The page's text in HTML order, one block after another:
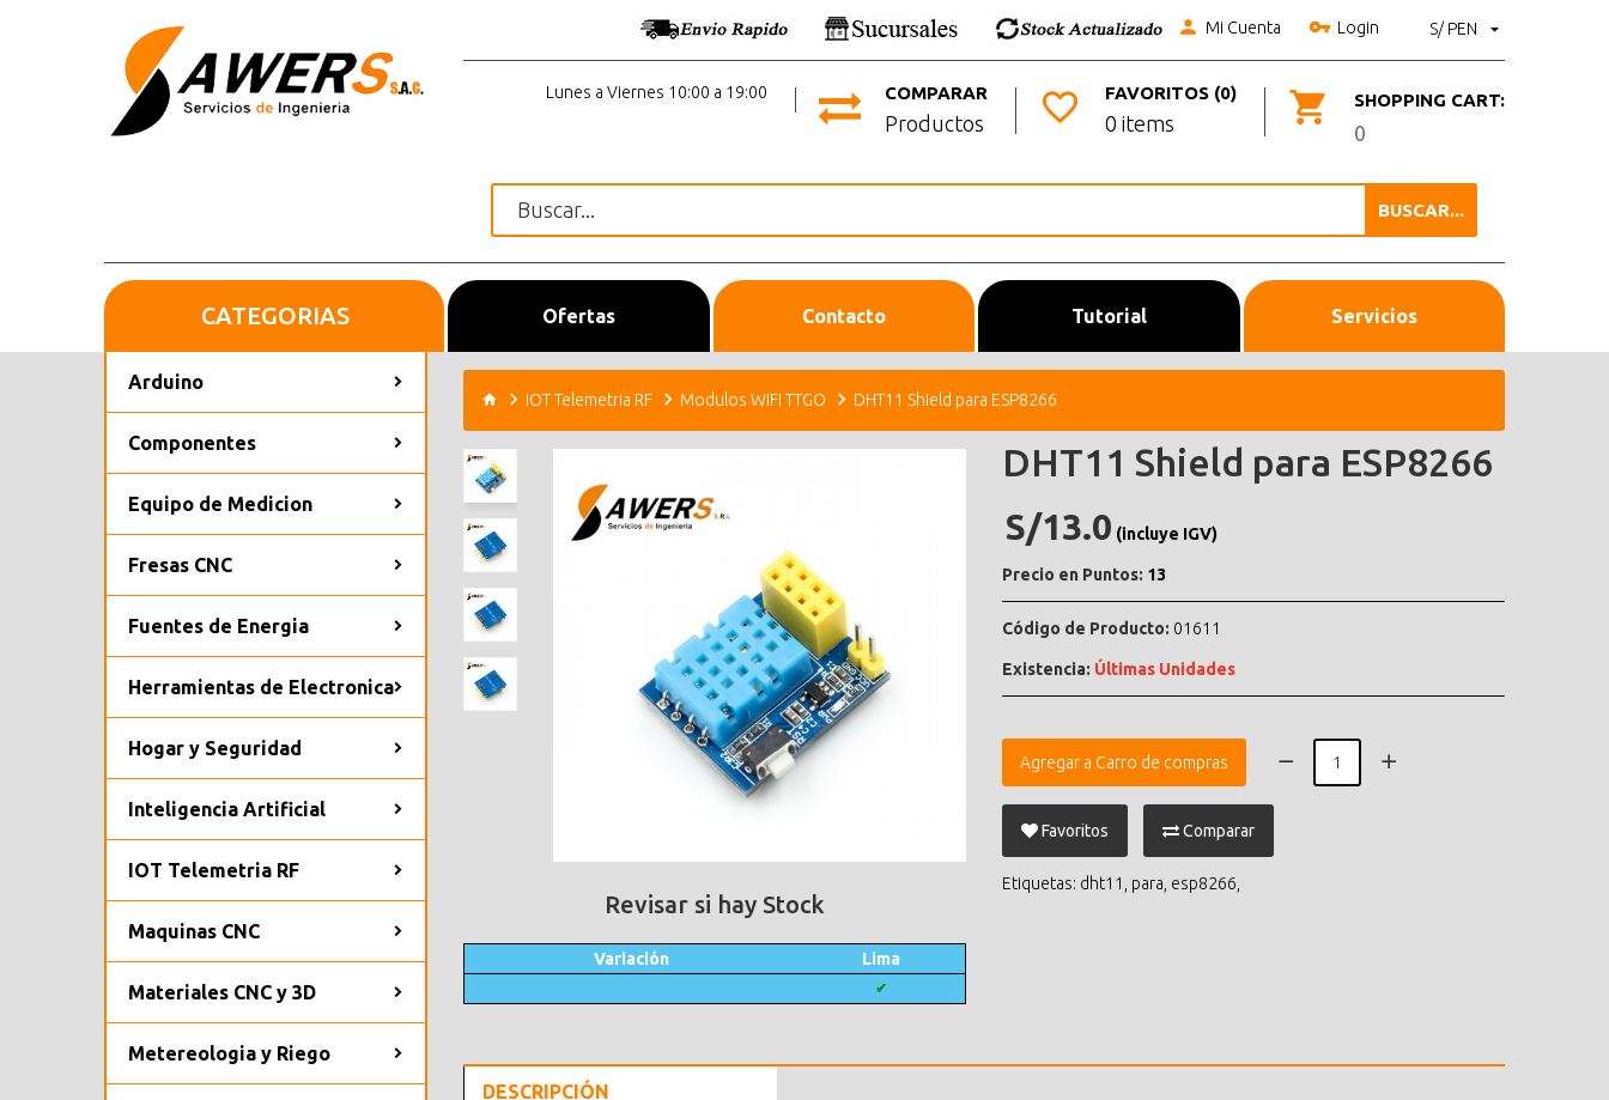
S/ PEN
Mi Cuenta Login
SHOPPING CART:
0
FAVORITOS (0)
0 items
COMPARAR
Productos
Lunes a Viernes 10:00 a 19:00
BUSCAR...
Inicio Ofertas Contacto Tutorial Servicios
CATEGORIAS
Arduino
Componentes
Equipo de Medicion
Fresas CNC
Fuentes de Energia
Herramientas de Electronica
Hogar y Seguridad
Inteligencia Artificial
IOT Telemetria RF
Maquinas CNC
Materiales CNC y 3D
Metereologia y Riego
IOT Telemetria RF Modulos WIFI TTGO DHT11 Shield para ESP8266
Revisar si hay Stock
Variación Lima
✔
DHT11 Shield para ESP8266
S/13.0 (incluye IGV)
Precio en Puntos: 13
Código de Producto: 01611
Existencia: Últimas Unidades
Agregar a Carro de compras
Favoritos Comparar
Etiquetas: dht11 para esp8266
DESCRIPCIÓN